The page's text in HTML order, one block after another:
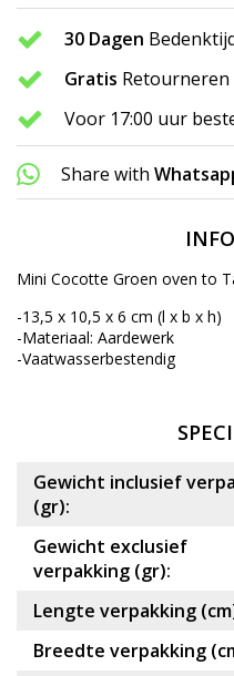
30 Dagen
Gratis Retourneren
Voor 17:00 uur
Share with
Mini Cocotte Groen oven to
-13,5 x 10,5 x 6 cm (l x b x h)
-Materiaal: Aardewerk
-Vaatwasserbestendig
Gewicht inclusief
(gr):
Gewicht exclusief
verpakking (gr):
Lengte verpakking
Breedte verpakking